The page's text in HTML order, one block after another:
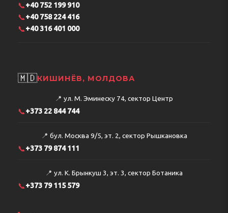
📞+40 752 199 910
📞+40 758 224 416
📞+40 316 401 000
🇲🇩КИШИНЁВ, МОЛДОВА
📍 ул. М. Эминеску 74, сектор Центр
📞+373 22 844 744
📍 бул. Москва 9/5, эт. 2, сектор Рышкановка
📞+373 79 874 111
📍 ул. К. Брынкуш 3, эт. 3, сектор Ботаника
📞+373 79 115 579